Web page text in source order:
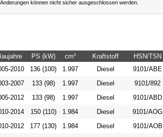
können nicht sicher ausgeschlossen werden.
PS (kW) cm³ Kraftstoff
HSN/TSN
2010 136 (100) 1.997 Diesel
9101/ABE
2007 133 (98) 1.997 Diesel
9101/892
2012 133 (98) 1.997 Diesel
9101/ABD
2014 150 (110) 1.984 Diesel
9101/AOG
2012 177 (130) 1.984 Diesel
9101/AOB